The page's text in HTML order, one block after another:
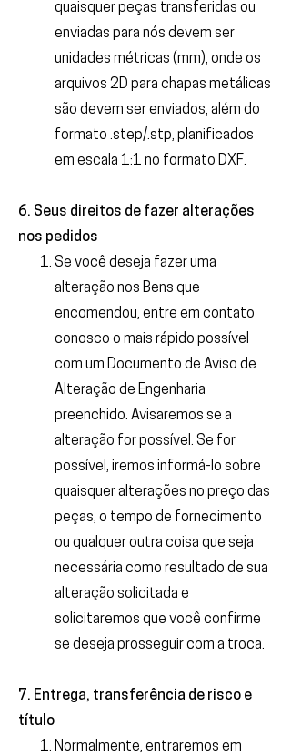
quaisquer peças transferidas ou
enviadas para nós devem ser
unidades métricas (mm), onde os
arquivos 2D para chapas metálicas
são devem ser enviados, além do
formato .step/.stp, planificados
em escala 1:1 no formato DXF.
6. Seus direitos de fazer alterações
nos pedidos
Se você deseja fazer uma
alteração nos Bens que
encomendou, entre em contato
conosco o mais rápido possível
com um Documento de Aviso de
Alteração de Engenharia
preenchido. Avisaremos se a
alteração for possível. Se for
possível, iremos informá-lo sobre
quaisquer alterações no preço das
peças, o tempo de fornecimento
ou qualquer outra coisa que seja
necessária como resultado de sua
alteração solicitada e
solicitaremos que você confirme
se deseja prosseguir com a troca.
7. Entrega, transferência de risco e
título
Normalmente, entraremos em